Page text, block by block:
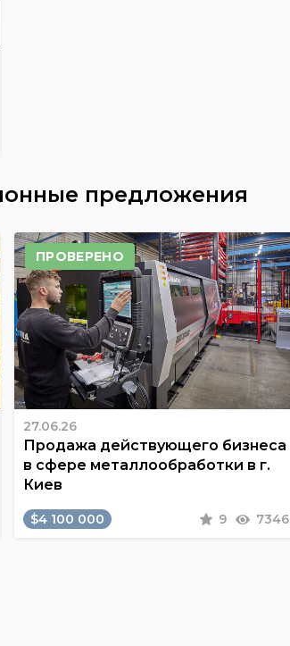
предложения
ПРОВЕРЕНО
27.06.26
Продажа действующего бизнеса
в сфере металлообработки в г.
Киев
$4 100 000 9 7346